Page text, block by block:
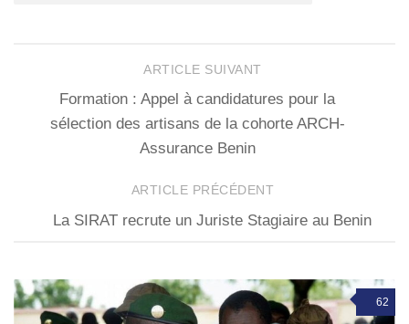
ARTICLE SUIVANT
Formation : Appel à candidatures pour la
sélection des artisans de la cohorte ARCH-
Assurance Benin
ARTICLE PRÉCÉDENT
La SIRAT recrute un Juriste Stagiaire au Benin
62